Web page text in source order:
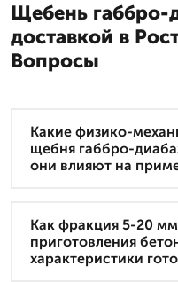
Щебень габбро-
доставкой в
Вопросы
Какие физико-
щебня габбро-
они влияют на
Как фракция 5-20
приготовления
характеристики